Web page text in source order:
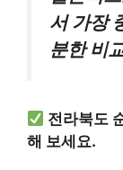
서 가장
분한 비
전라북도
해 보세요.